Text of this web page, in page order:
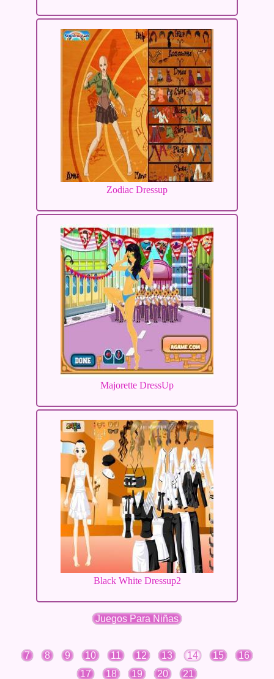
Zodiac Dressup
Majorette DressUp
Black White Dressup2
Juegos Para Niñas
7 8 9 10 11 12 13 14 15
16
17
18 19 20 21